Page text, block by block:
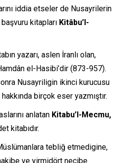
iddia etseler de Nusayrilerin
kitapları Kitâbu’l-
yazarı, aslen İranlı olan,
el-Hasibi’dir (873-957).
Nusayriligin ikinci kurucusu
birçok eser yazmıştır.
anlatan Kitabu’l-Mecmu,
kitabıdır.
tebliğ etmedigine,
ve yirmidört necibe